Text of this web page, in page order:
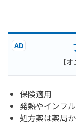
AD
【
保険適用
発熱やインフ
処方薬は薬局